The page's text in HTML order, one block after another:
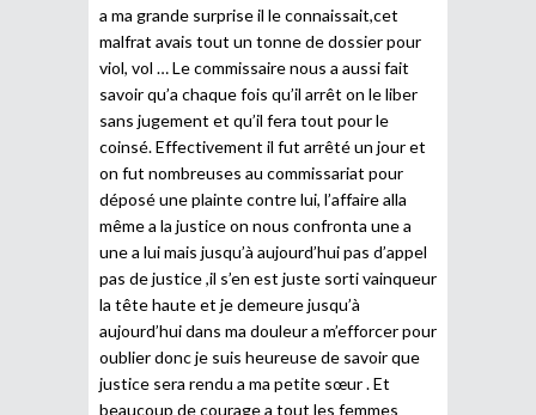
a ma grande surprise il le connaissait,cet
malfrat avais tout un tonne de dossier pour
viol, vol … Le commissaire nous a aussi fait
savoir qu’a chaque fois qu’il arrêt on le liber
sans jugement et qu’il fera tout pour le
coinsé. Effectivement il fut arrêté un jour et
on fut nombreuses au commissariat pour
déposé une plainte contre lui, l’affaire alla
même a la justice on nous confronta une a
une a lui mais jusqu’à aujourd’hui pas d’appel
pas de justice ,il s’en est juste sorti vainqueur
la tête haute et je demeure jusqu’à
aujourd’hui dans ma douleur a m’efforcer pour
oublier donc je suis heureuse de savoir que
justice sera rendu a ma petite sœur . Et
beaucoup de courage a tout les femmes